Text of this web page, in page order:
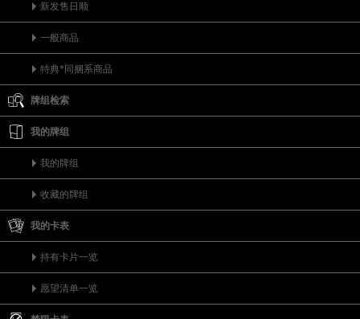
新发售日顺
一般商品
特典*同捆系商品
牌组检索
我的牌组
我的牌组
收藏的牌组
我的卡表
持有卡片一览
愿望清单一览